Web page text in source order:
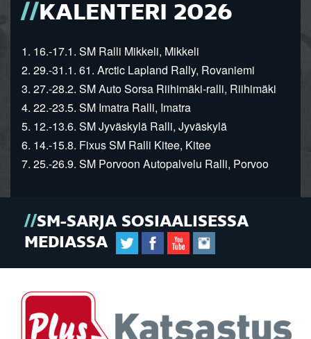
KALENTERI 2026
1. 16.-17.1. SM Ralli Mikkeli, Mikkeli
2. 29.-31.1. 61. Arctic Lapland Rally, Rovaniemi
3. 27.-28.2. SM Auto Sorsa Riihimäki-ralli, Riihimäki
4. 22.-23.5. SM Imatra Ralli, Imatra
5. 12.-13.6. SM Jyväskylä Ralli, Jyväskylä
6. 14.-15.8. Fixus SM Ralli Kitee, Kitee
7. 25.-26.9. SM Porvoon Autopalvelu Ralli, Porvoo
SM-SARJA SOSIAALISESSA
MEDIASSA